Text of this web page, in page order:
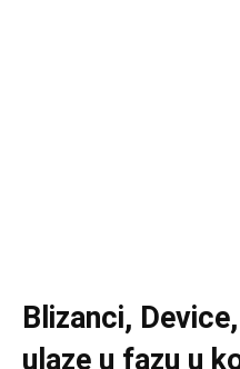
Blizanci,
ulaze u fazu u